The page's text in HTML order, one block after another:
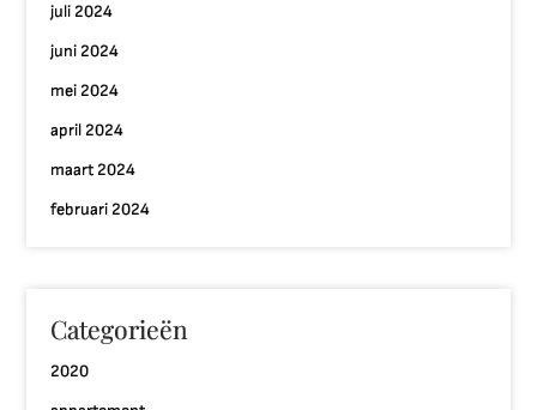
juli 2024
juni 2024
mei 2024
april 2024
maart 2024
februari 2024
Categorieën
2020